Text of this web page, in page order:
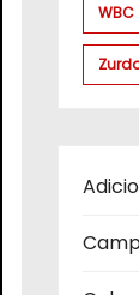
WBC